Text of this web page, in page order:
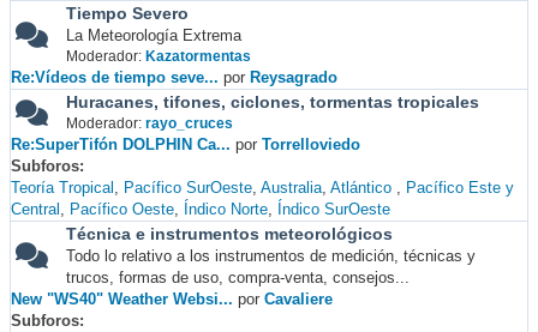
Tiempo Severo
La Meteorología Extrema
Moderador: Kazatormentas
Re:Vídeos de tiempo seve... por Reysagrado
Huracanes, tifones, ciclones, tormentas tropicales
Moderador: rayo_cruces
Re:SuperTifón DOLPHIN Ca... por Torrelloviedo
Subforos
Teoría Tropical
Pacífico SurOeste Australia Atlántico
Pacífico Este y
Central
Pacífico Oeste Índico Norte Índico SurOeste
Técnica e instrumentos meteorológicos
Todo lo relativo a los instrumentos de medición, técnicas y
trucos, formas de uso, compra-venta, consejos...
New "WS40" Weather Websi... por Cavaliere
Subforos